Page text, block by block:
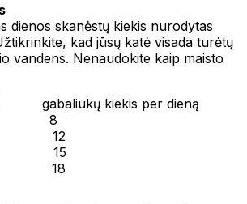
dienos skanėstų kiekis nurodytas
kad jūsų katė visada turėtų
vandens. Nenaudokite kaip maisto
gabaliukų kiekis per dieną
8
12
15
18